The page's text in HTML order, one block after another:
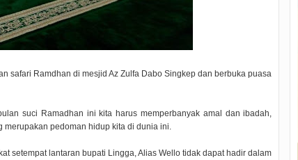
safari Ramdhan di mesjid Az Zulfa Dabo Singkep dan berbuka puasa
suci Ramadhan ini kita harus memperbanyak amal dan ibadah,
merupakan pedoman hidup kita di dunia ini.
setempat lantaran bupati Lingga, Alias Wello tidak dapat hadir dalam